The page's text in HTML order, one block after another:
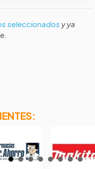
seleccionados y ya